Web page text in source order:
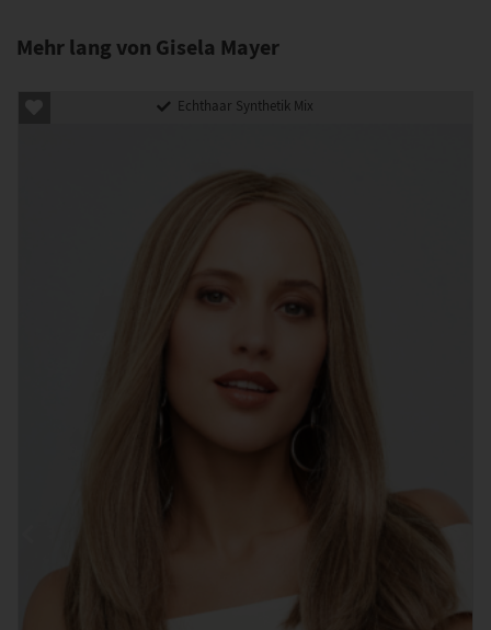
Mehr lang von Gisela Mayer
Echthaar Synthetik Mix